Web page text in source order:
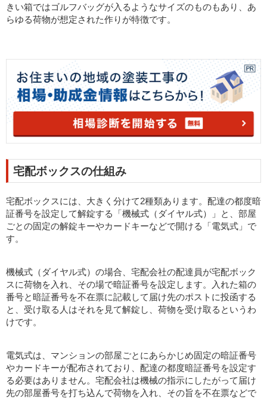
きい箱ではゴルフバッグが入るようなサイズのものもあり、あ
らゆる荷物が想定された作りが特徴です。
宅配ボックスの仕組み
宅配ボックスには、大きく分けて2種類あります。配達の都度暗
証番号を設定して解錠する「機械式（ダイヤル式）」と、部屋
ごとの固定の解錠キーやカードキーなどで開ける「電気式」で
す。
機械式（ダイヤル式）の場合、宅配会社の配達員が宅配ボック
スに荷物を入れ、その場で暗証番号を設定します。入れた箱の
番号と暗証番号を不在票に記載して届け先のポストに投函する
と、受け取る人はそれを見て解錠し、荷物を受け取るというわ
けです。
電気式は、マンションの部屋ごとにあらかじめ固定の暗証番号
やカードキーが配布されており、配達の都度暗証番号を設定す
る必要はありません。宅配会社は機械の指示にしたがって届け
先の部屋番号を打ち込んで荷物を入れ、その旨を不在票などで